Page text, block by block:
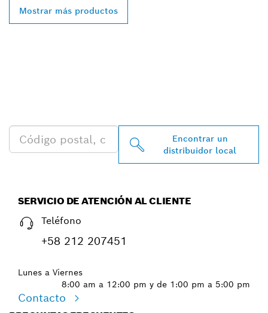
Mostrar más productos
Encontrar un
distribuidor local
SERVICIO DE ATENCIÓN AL CLIENTE
Teléfono
+58 212 207451
Lunes a Viernes
8:00 am a 12:00 pm y de 1:00 pm a 5:00 pm
Contacto